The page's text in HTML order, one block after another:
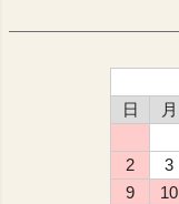
日
月
2
3
9
10